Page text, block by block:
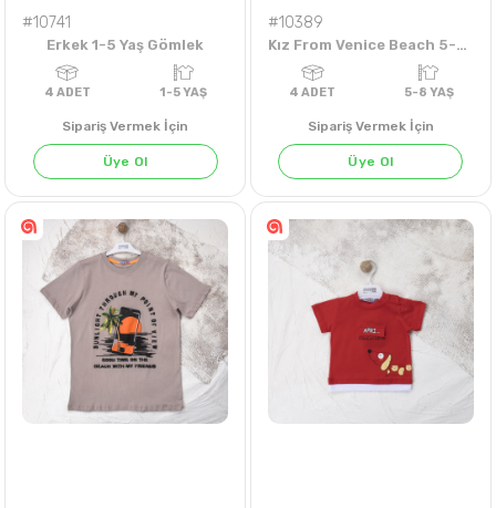
#10741
Erkek 1-5 Yaş Gömlek
4 ADET 1-5 YAŞ
Sipariş Vermek İçin
Üye Ol
#10389
Kız From Venice Beach 5-8 Yaş Taytlı Takım
Sipariş Vermek İçin
Üye Ol